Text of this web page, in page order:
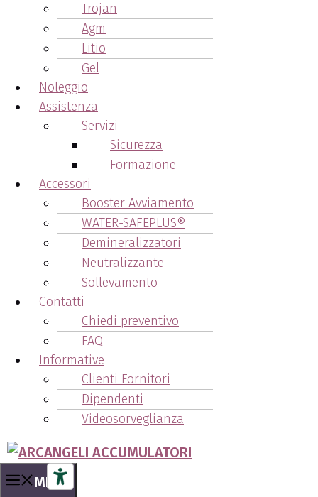
Trojan
Agm
Litio
Gel
Noleggio
Assistenza
Servizi
Sicurezza
Formazione
Accessori
Booster Avviamento
WATER-SAFEPLUS®
Demineralizzatori
Neutralizzante
Sollevamento
Contatti
Chiedi preventivo
FAQ
Informative
Clienti Fornitori
Dipendenti
Videosorveglianza
MENU